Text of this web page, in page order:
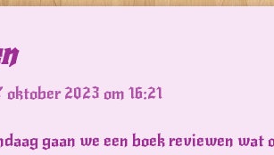
oktober 2023 om 16:21
gaan we een boek reviewen